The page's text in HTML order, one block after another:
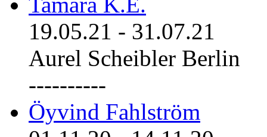
19.05.21 - 31.07.21
Aurel Scheibler Berlin
----------
Öyvind Fahlström